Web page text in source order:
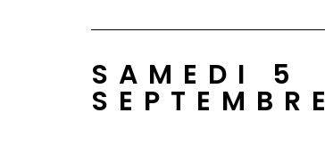
SAMEDI 5
SEPTEMBRE